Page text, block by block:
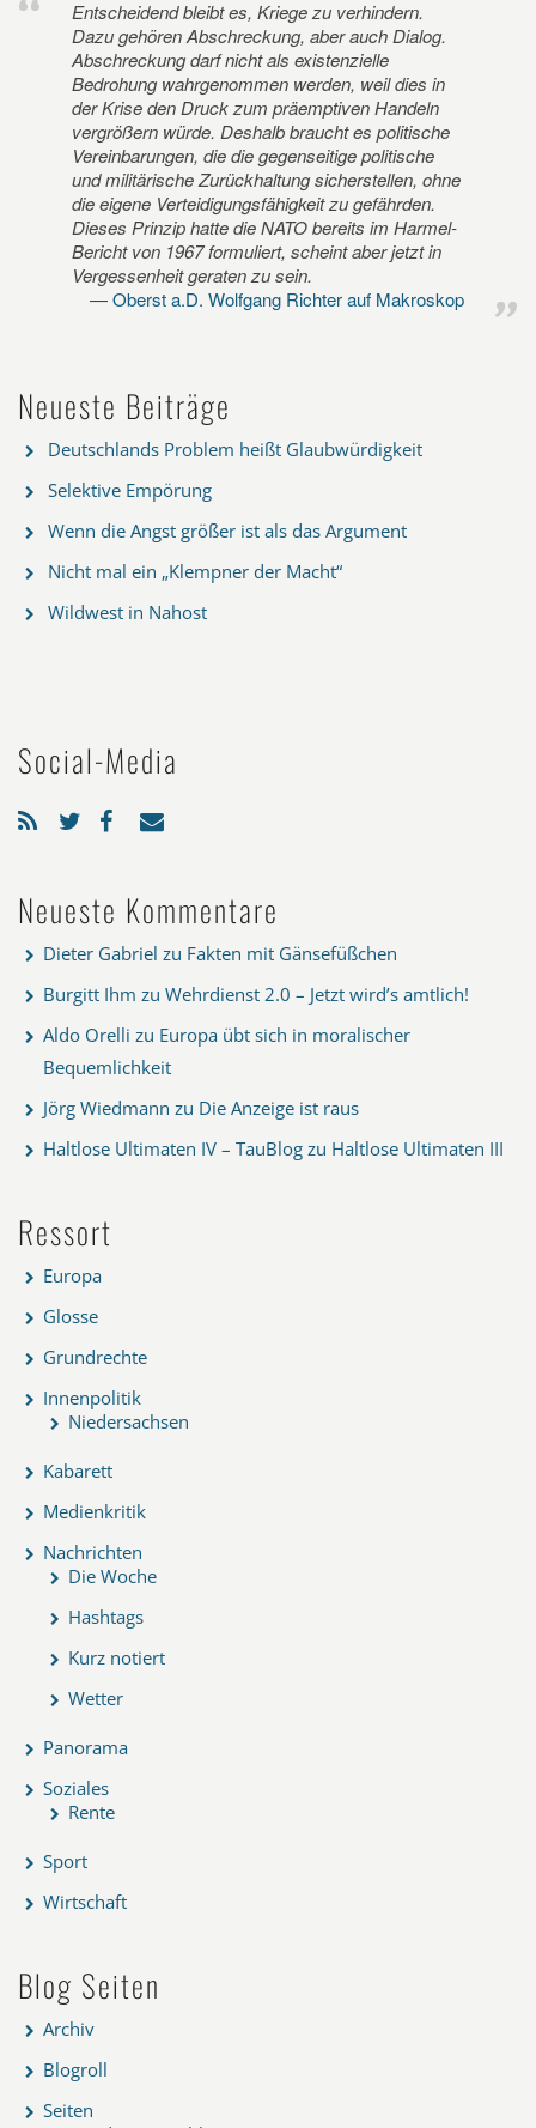
Entscheidend bleibt es, Kriege zu verhindern.
Dazu gehören Abschreckung, aber auch Dialog.
Abschreckung darf nicht als existenzielle
Bedrohung wahrgenommen werden, weil dies in
der Krise den Druck zum präemptiven Handeln
vergrößern würde. Deshalb braucht es politische
Vereinbarungen, die die gegenseitige politische
und militärische Zurückhaltung sicherstellen, ohne
die eigene Verteidigungsfähigkeit zu gefährden.
Dieses Prinzip hatte die NATO bereits im Harmel-
Bericht von 1967 formuliert, scheint aber jetzt in
Vergessenheit geraten zu sein.
Oberst a.D. Wolfgang Richter auf Makroskop
Neueste Beiträge
Deutschlands Problem heißt Glaubwürdigkeit
Selektive Empörung
Wenn die Angst größer ist als das Argument
Nicht mal ein „Klempner der Macht“
Wildwest in Nahost
Social-Media
Neueste Kommentare
Dieter Gabriel zu Fakten mit Gänsefüßchen
Burgitt Ihm zu Wehrdienst 2.0 – Jetzt wird’s amtlich!
Aldo Orelli zu Europa übt sich in moralischer
Bequemlichkeit
Jörg Wiedmann zu Die Anzeige ist raus
Haltlose Ultimaten IV – TauBlog zu Haltlose Ultimaten III
Ressort
Europa
Glosse
Grundrechte
Innenpolitik
Niedersachsen
Kabarett
Medienkritik
Nachrichten
Die Woche
Hashtags
Kurz notiert
Wetter
Panorama
Soziales
Rente
Sport
Wirtschaft
Blog Seiten
Archiv
Blogroll
Seiten